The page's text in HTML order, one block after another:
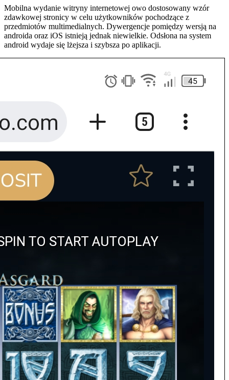
Mobilna wydanie witryny internetowej owo dostosowany wzór
zdawkowej stronicy w celu użytkowników pochodzące z
przedmiotów multimedialnych. Dywergencje pomiędzy wersją na
androida oraz iOS istnieją jednak niewielkie. Odsłona na system
android wydaje się lżejsza i szybsza po aplikacji.